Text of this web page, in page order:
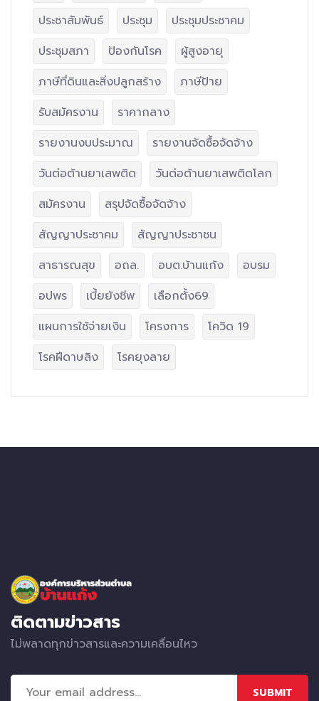
ประชาสัมพันธ์
ประชุม
ประชุมประชาคม
ประชุมสภา
ป้องกันโรค
ผู้สูงอายุ
ภาษีที่ดินและสิ่งปลูกสร้าง
ภาษีป้าย
รับสมัครงาน
ราคากลาง
รายงานงบประมาณ
รายงานจัดซื้อจัดจ้าง
วันต่อต้านยาเสพติด
วันต่อต้านยาเสพติดโลก
สมัครงาน
สรุปจัดซื้อจัดจ้าง
สัญญาประชาคม
สัญญาประชาชน
สาธารณสุข
อถล. อบต.บ้านแก้ง
อบรม
อปพร
เบี้ยยังชีพ
เลือกตั้ง69
แผนการใช้จ่ายเงิน
โครงการ
โควิด 19
โรคฝีดาษลิง
โรคยุงลาย
ติดตามข่าวสาร
ไม่พลาดทุกข่าวสารและความเคลื่อนไหว
SUBMIT